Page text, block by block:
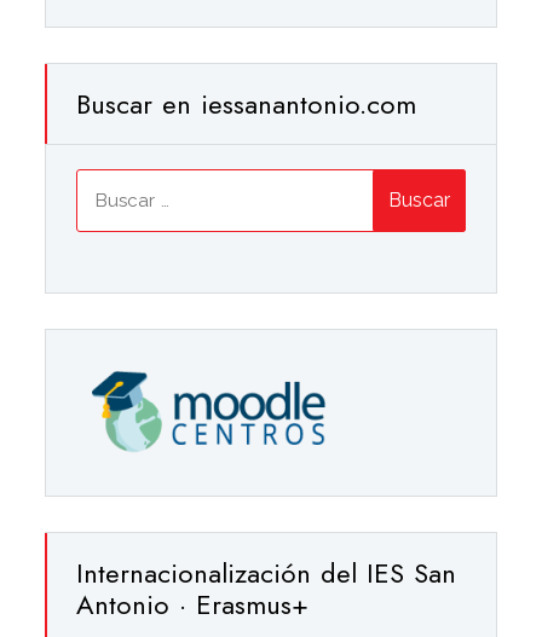
Buscar en iessanantonio.com
Internacionalización del IES San
Antonio · Erasmus+